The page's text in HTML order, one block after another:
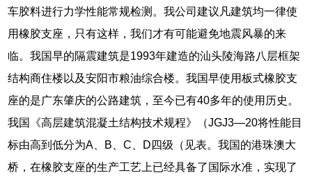
车胶料进行力学性能常规检测。我公司建议凡建筑均一律使
用橡胶支座，只有这样，我们才有可能避免地震风暴的来
临。我国早的隔震建筑是1993年建造的汕头陵海路八层框架
结构商住楼以及安阳市粮油综合楼。我国早使用板式橡胶支
座的是广东肇庆的公路建筑，至今已有40多年的使用历史。
我国《高层建筑混凝土结构技术规程》（JGJ3—20将性能目
标由高到低分为A、B、C、D四级（见表。我国的港珠澳大
桥，在橡胶支座的生产工艺上已经具备了国际水准，实现了